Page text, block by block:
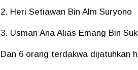
2. Heri Setiawan Bin Alm Suryono
3. Usman Ana Alias Emang Bin
Dan 6 orang terdakwa dijatuhkan